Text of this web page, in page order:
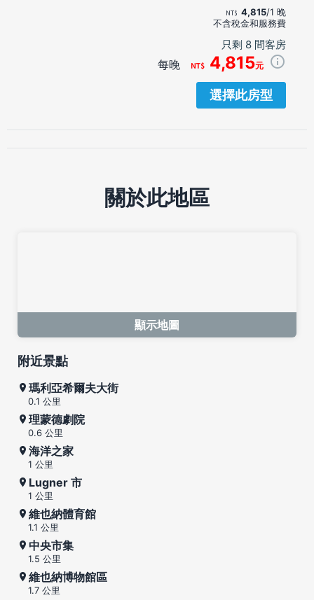
4,815/1 晚
不含稅金和服務費
只剩 8 間客房
每晚 4,815元
選擇此房型
關於此地區
顯示地圖
附近景點
瑪利亞希爾夫大街
0.1 公里
理蒙德劇院
0.6 公里
海洋之家
1 公里
Lugner 市
1 公里
維也納體育館
1.1 公里
中央市集
1.5 公里
維也納博物館區
1.7 公里